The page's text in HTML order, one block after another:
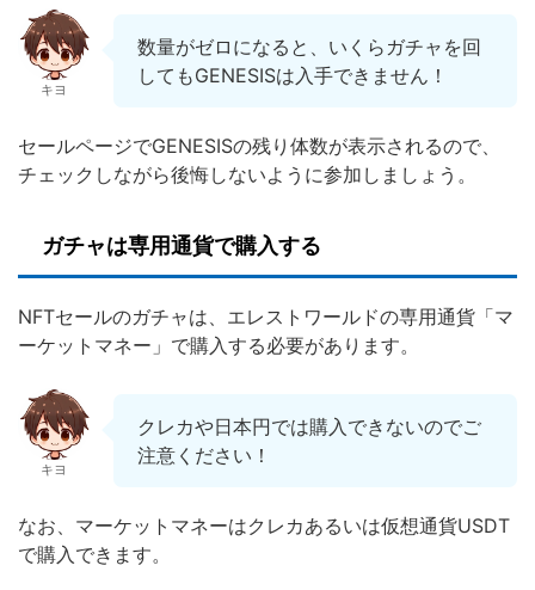
キヨ
数量がゼロになると、いくらガチャを回
してもGENESISは入手できません！
セールページでGENESISの残り体数が表示されるので、
チェックしながら後悔しないように参加しましょう。
ガチャは専用通貨で購入する
NFTセールのガチャは、エレストワールドの専用通貨「マ
ーケットマネー」で購入する必要があります。
キヨ
クレカや日本円では購入できないのでご
注意ください！
なお、マーケットマネーはクレカあるいは仮想通貨USDT
で購入できます。